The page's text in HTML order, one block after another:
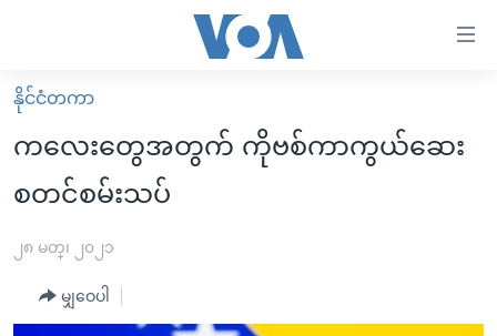
လွယ်ကူ
စေ
များ
အကြောင်းအရာ
မူလစာမျက်နှာ
မြန်မာ
ကမ္ဘာ့သတင်းများ
ရပ်ဝန်းတခု လမ်းတခု အလွန်
နိုင်ငံတကာ
ကလေးတွေအတွက် ကိုဗစ်ကာကွယ်ဆေး
စတင်စမ်းသပ်
၂၈ မတ္၊ ၂၀၂၁
မျှဝေပါ